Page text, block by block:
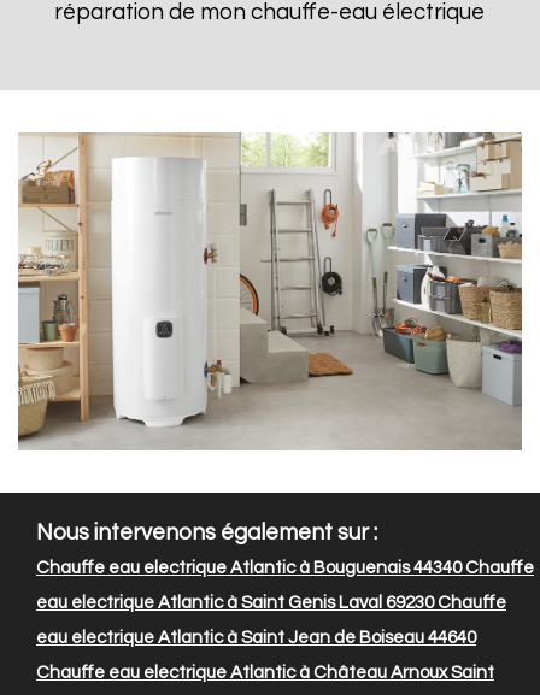
réparation de mon chauffe-eau électrique
Nous intervenons également sur :
Chauffe eau electrique Atlantic à Bouguenais 44340Chauffe
eau electrique Atlantic à Saint Genis Laval 69230Chauffe
eau electrique Atlantic à Saint Jean de Boiseau 44640
Chauffe eau electrique Atlantic à Château Arnoux Saint